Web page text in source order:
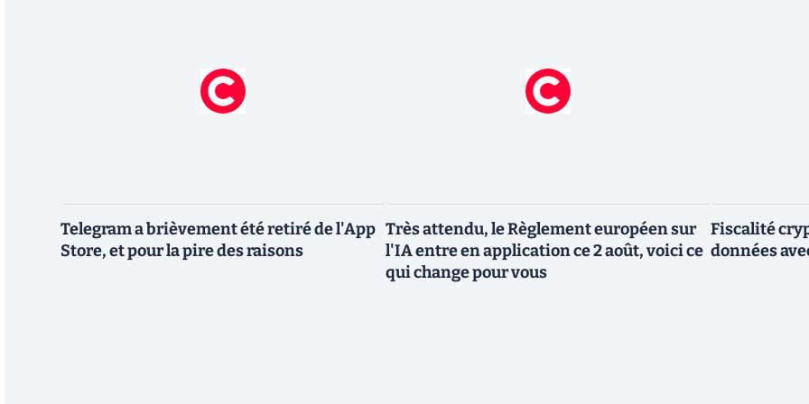
Telegram a brièvement été retiré de l'App
Store, et pour la pire des raisons
Très attendu, le Règlement européen sur
l'IA entre en application ce 2 août, voici ce
qui change pour vous
Fiscalité
données